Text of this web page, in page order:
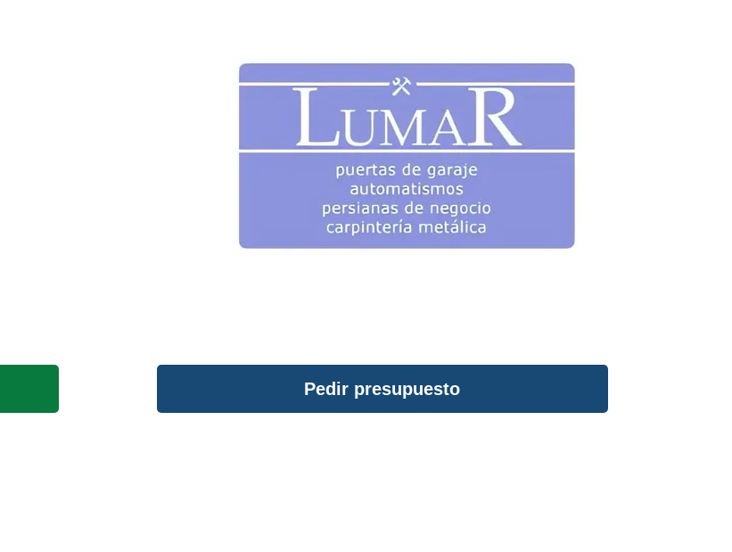
Pedir presupuesto